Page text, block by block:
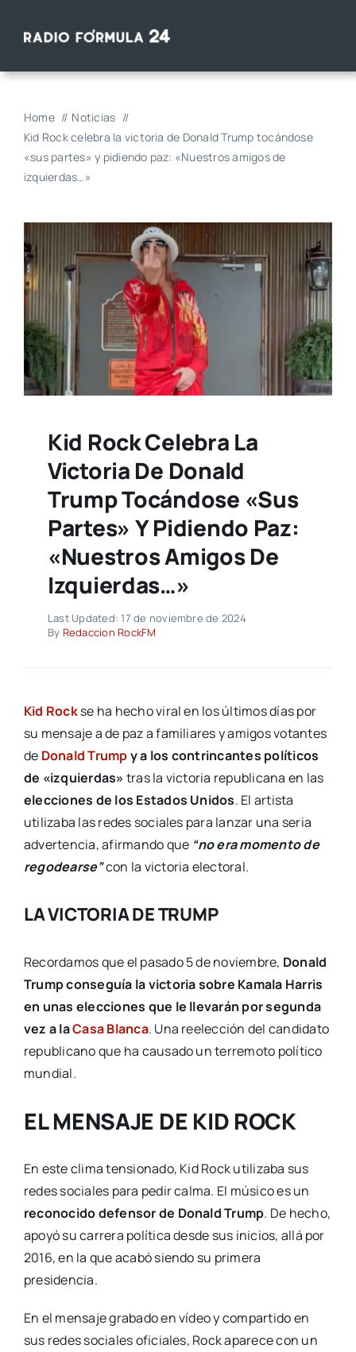
Home
Noticias
Kid Rock celebra la victoria de Donald Trump tocándose
«sus partes» y pidiendo paz: «Nuestros amigos de
izquierdas…»
Kid Rock Celebra La
Victoria De Donald
Trump Tocándose «sus
Partes» Y Pidiendo Paz:
«Nuestros Amigos De
Izquierdas…»
Last Updated: 17 de noviembre de 2024
By Redaccion RockFM
Kid Rockse ha hecho viral en los últimos días por
su mensaje a de paz a familiares y amigos votantes
de Donald Trumpy a los contrincantes políticos
de «izquierdas» tras la victoria republicana en las
elecciones de los Estados Unidos. El artista
utilizaba las redes sociales para lanzar una seria
advertencia, afirmando que “no era momento de
regodearse”con la victoria electoral.
LA VICTORIA DE TRUMP
Recordamos que el pasado 5 de noviembre, Donald
Trump conseguía la victoria sobre Kamala Harris
en unas elecciones que le llevarán por segunda
vez a laCasa Blanca. Una reelección del candidato
republicano que ha causado un terremoto político
mundial.
EL MENSAJE DE KID ROCK
En este clima tensionado, Kid Rock utilizaba sus
redes sociales para pedir calma. El músico es un
reconocido defensor de Donald Trump. De hecho,
apoyó su carrera política desde sus inicios, allá por
2016, en la que acabó siendo su primera
presidencia.
En el mensaje grabado en vídeo y compartido en
sus redes sociales oficiales, Rock aparece con un